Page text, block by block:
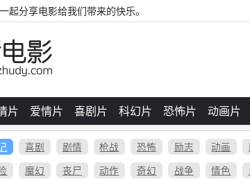
起分享电影给我们带来的快乐。
片 爱情片 喜剧片 科幻片 恐怖片 动画片
喜剧 剧情 枪战 恐怖 励志 动画
魔幻 丧尸 动作 奇幻 战争 情色